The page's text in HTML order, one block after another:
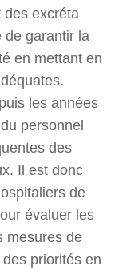
des excréta
de garantir la
en mettant en
les années
personnel
des
Il est donc
de
évaluer les
mesures de
priorités en